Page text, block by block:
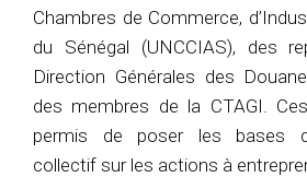
Chambres de Commerce,
du Sénégal (UNCCIAS), des
Direction Générales des
des membres de la CTAGI.
permis de poser les bases
collectif sur les actions à